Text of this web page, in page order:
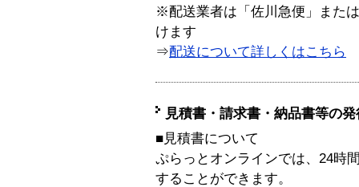
※配送業者は「佐川急便」また
けます
⇒配送について詳しくはこちら
見積書・請求書・納品書等の
■見積書について
ぷらっとオンラインでは、24時
することができます。